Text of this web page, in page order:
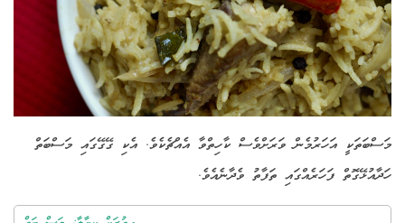
މަސްބަތަކީ އަހަރުމެން ވަރަށްވެސް ކާހިތްވާ އެއްޗެކެވެ. އެކި ގޭގޭގައި މަސްބަތް
ހަދާއުޅޭގޮތް ފަހަރެއްގައި ތަފާތު ވެދާނެއެވެ.